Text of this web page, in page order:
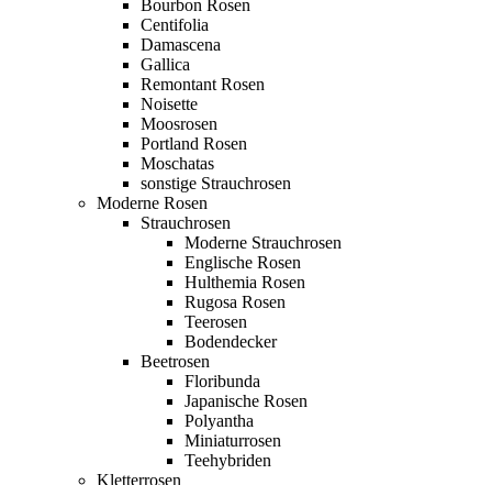
Bourbon Rosen
Centifolia
Damascena
Gallica
Remontant Rosen
Noisette
Moosrosen
Portland Rosen
Moschatas
sonstige Strauchrosen
Moderne Rosen
Strauchrosen
Moderne Strauchrosen
Englische Rosen
Hulthemia Rosen
Rugosa Rosen
Teerosen
Bodendecker
Beetrosen
Floribunda
Japanische Rosen
Polyantha
Miniaturrosen
Teehybriden
Kletterrosen